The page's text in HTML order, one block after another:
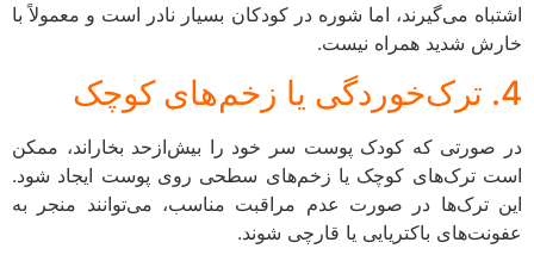
اشتباه می‌گیرند، اما شوره در کودکان بسیار نادر است و معمولاً با
خارش شدید همراه نیست.
4. ترک‌خوردگی یا زخم‌های کوچک
در صورتی که کودک پوست سر خود را بیش‌ازحد بخاراند، ممکن
است ترک‌های کوچک یا زخم‌های سطحی روی پوست ایجاد شود.
این ترک‌ها در صورت عدم مراقبت مناسب، می‌توانند منجر به
عفونت‌های باکتریایی یا قارچی شوند.